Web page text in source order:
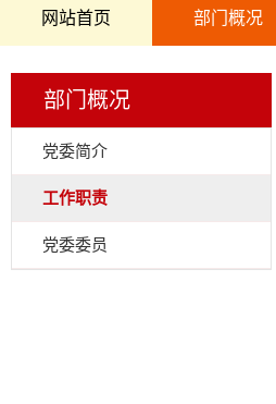
网站首页 部门概况
部门概况
党委简介
工作职责
党委委员